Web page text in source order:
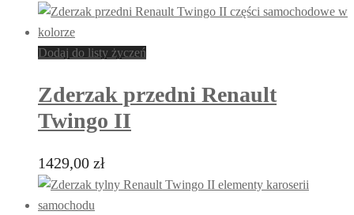
Dodaj do listy życzeń
Zderzak przedni Renault
Twingo II
1429,00 zł